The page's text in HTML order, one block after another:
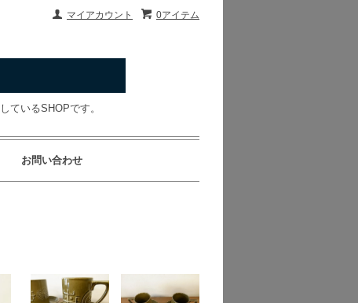
0アイテム
マイアカウント
ているSHOPです。
お問い合わせ